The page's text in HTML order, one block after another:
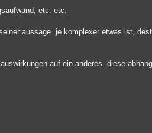
etc. etc.
aussage. je komplexer etwas ist,
auf ein anderes. diese